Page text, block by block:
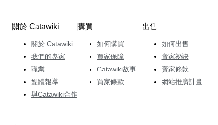
關於 Catawiki
關於 Catawiki
我們的專家
職業
媒體報導
與Catawiki合作
購買
如何購買
買家保障
Catawiki故事
買家條款
出售
如何出售
賣家祕訣
賣家條款
網站推廣計畫